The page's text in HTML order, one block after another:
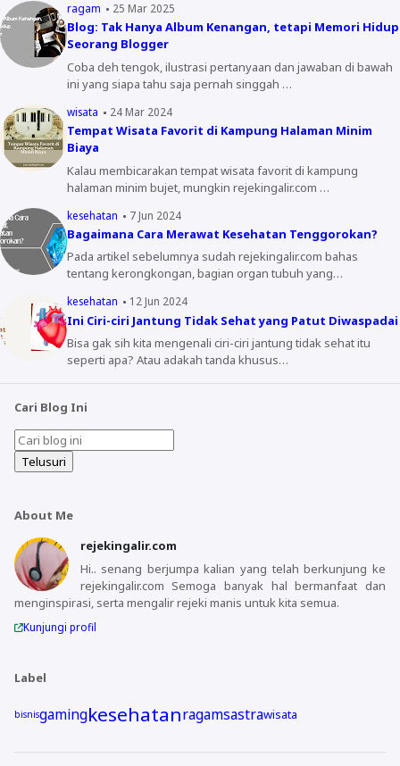
ragam 25 Mar 2025
Blog: Tak Hanya Album Kenangan, tetapi Memori Hidup
Seorang Blogger
Coba deh tengok, ilustrasi pertanyaan dan jawaban di bawah
ini yang siapa tahu saja pernah singgah …
wisata 24 Mar 2024
Tempat Wisata Favorit di Kampung Halaman Minim
Biaya
Kalau membicarakan tempat wisata favorit di kampung
halaman minim bujet, mungkin rejekingalir.com …
kesehatan 7 Jun 2024
Bagaimana Cara Merawat Kesehatan Tenggorokan?
Pada artikel sebelumnya sudah rejekingalir.com bahas
tentang kerongkongan, bagian organ tubuh yang…
kesehatan 12 Jun 2024
Ini Ciri-ciri Jantung Tidak Sehat yang Patut Diwaspadai
Bisa gak sih kita mengenali ciri-ciri jantung tidak sehat itu
seperti apa? Atau adakah tanda khusus…
Cari Blog Ini
About Me
rejekingalir.com
Hi.. senang berjumpa kalian yang telah berkunjung ke
rejekingalir.com Semoga banyak hal bermanfaat dan
menginspirasi, serta mengalir rejeki manis untuk kita semua.
Kunjungi profil
Label
bisnisgamingkesehatanragamsastrawisata